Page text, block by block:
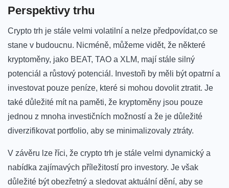
Perspektivy trhu
Crypto trh⁣ je stále velmi volatilní a nelze předpovídat,co se
stane ⁢v budoucnu. Nicméně, můžeme vidět, že některé
kryptoměny, jako BEAT, TAO a XLM, mají stále silný⁣
potenciál a růstový potenciál. Investoři by měli být opatrní a
investovat⁤ pouze peníze, které ⁢si mohou dovolit ztratit. Je
také důležité mít na paměti,‍ že ‌kryptoměny jsou pouze​
jednou z mnoha investičních možností a že je důležité
diverzifikovat ‍portfolio, aby se minimalizovaly ztráty.
V ​závěru lze říci, že crypto trh je stále velmi dynamický a
nabídka zajímavých příležitostí pro investory. Je však
důležité být obezřetný a⁣ sledovat ⁢aktuální dění, aby ‌se